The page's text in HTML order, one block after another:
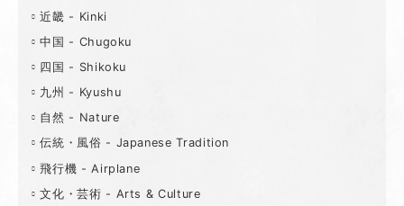
近畿 - Kinki
中国 - Chugoku
四国 - Shikoku
九州 - Kyushu
自然 - Nature
伝統・風俗 - Japanese Tradition
飛行機 - Airplane
文化・芸術 - Arts & Culture